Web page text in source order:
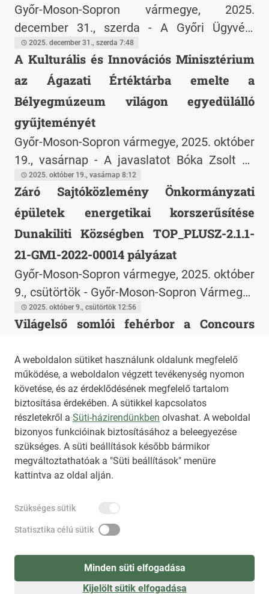
A weboldalon sütiket használunk oldalunk megfelelő
működése, a weboldalon végzett tevékenység nyomon
követése, és az érdeklődésének megfelelő tartalom
biztosítása érdekében. A sütikkel kapcsolatos
részletekről a Süti-házirendünkben olvashat. A weboldal
bizonyos funkcióinak biztosításához a beleegyezése
szükséges. A süti beállítások később bármikor
megváltoztathatóak a "Süti beállítások" menüre
kattintva az oldal alján.
Szükséges sütik
Statisztika célú sütik
Minden süti elfogadása
Kijelölt sütik elfogadása
milliárd forintnyi készpénzt tartanak a
vállalkozások házipénztárban bankszámla
helyett — ez 2026-ban is kiemelt
adóhatósági célpont marad. Az érintett
cégeknél a készpénzállomány tartósan az
árbevétel 8-15 százalékát teszi ki, miközben
a hatóság a tulajdonosi kölcsönök és vezetői
felvétek valódiságát is vizsgálja. Új
fókuszpont a fejlesztési tartalékok határidős,
szabályos felhasználása — a mulasztás
adóbírságot vonhat maga után. A szakértők
előzetes átvilágítást javasolnak.
Győr-Moson-Sopron vármegye, 2025.
december 31., szerda - A Győri Ügyvédi
Kamara megalakulásának 150. évfordulója
alkalmából XIV. Leó pápa apostoli áldását
adta a kamara közösségének a 2025-ös
jubileumi szentévben.
2025. december 31., szerda 7:48
A Kulturális és Innovációs Minisztérium
az Ágazati Értéktárba emelte a
Bélyegmúzeum világon egyedülálló
gyűjteményét
Győr-Moson-Sopron vármegye, 2025. október
19., vasárnap - A javaslatot Bóka Zsolt és
Göndör Éva, a győri Széchenyi István
Egyetem oktatói terjesztették elő, kiemelve
a múzeum több mint 13,5 millió darabos
gyűjteményének kulturális és tudományos
jelentőségét. "A múzeum gazdag
gyűjteménye méltán képviseli mindazt, amit
a magyar örökség jelent: igényességet,
megőrzést és értékteremtést." - közölték az
előterjesztők.
2025. október 19., vasárnap 8:12
Záró Sajtóközlemény Önkormányzati
épületek energetikai korszerűsítése
Dunakiliti Községben TOP_PLUSZ-2.1.1-
21-GM1-2022-00014 pályázat
Győr-Moson-Sopron vármegye, 2025. október
9., csütörtök - Győr-Moson-Sopron Vármegye
Önkormányzatának területfejlesztési
keretéből, a vármegye közgyűlésének
Önkormányzata az "Önkormányzati épületek
energetikai korszerűsítése Dunakiliti
Községben" című TOP_PLUSZ-2.1.1-21-GM1-
2022-00014 kódszámú vissza nem térítendő
támogatás alapján valósította meg épület
energetikai korszerűsítés projektjét.
2025. október 9., csütörtök 12:56
Világelső somlói fehérbor a Concours
Győr-Moson-Sopron vármegye, 2025.
szeptember 4., csütörtök - A Mesterséges
Intelligencia /AI/ által házasított Kancellár
SomlAI Cuvée 2021, abszolút győztesként
elnyerte az International White Wine
Revelation (a verseny legmagasabb
pontszámú fehérbora) díjat
2025. szeptember 4., csütörtök 10:05
HIRADO.HU MEDIAKLIKK.HU
M4SPORT.HU NEMZETISPORT.HU
NEMZETI KÖZLEMÉNYTÁR MEGRENDELÉS
AKADÁLYMENTESÍTÉSI NYILATKOZAT
SÚGÓ